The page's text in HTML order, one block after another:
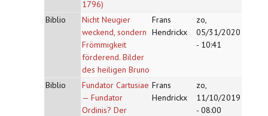
1796)
Biblio
Nicht Neugier
weckend, sondern
Frömmigkeit
förderend. Bilder
des heiligen Bruno
Frans
Hendrickx
zo,
05/31/2020
- 10:41
Biblio
Fundator Cartusiae
— Fundator
Ordinis? Der
Frans
Hendrickx
zo,
11/10/2019
- 08:00